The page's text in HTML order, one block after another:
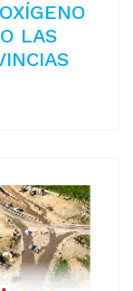
LAS